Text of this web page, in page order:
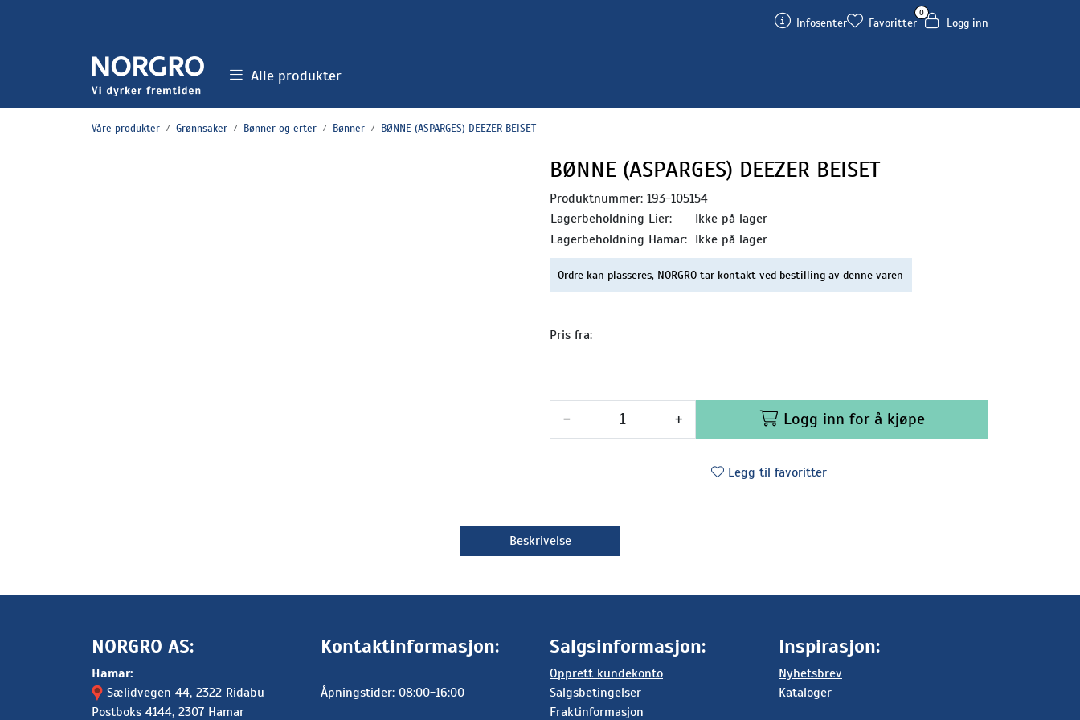
Infosenter
0
Favoritter Logg inn
Alle produkter
Våre produkter Grønnsaker Bønner og erter Bønner BØNNE (ASPARGES) DEEZER BEISET
BØNNE (ASPARGES) DEEZER BEISET
Produktnummer: 193-105154
Lagerbeholdning Lier:
Ikke på lager
Lagerbeholdning Hamar: Ikke på lager
Ordre kan plasseres, NORGRO tar kontakt ved bestilling av denne varen
Pris fra:
- + Logg inn for å kjøpe
Legg til favoritter
Beskrivelse
NORGRO AS:
Hamar:
Sælidvegen 44, 2322 Ridabu
Postboks 4144, 2307 Hamar
Kontaktinformasjon:
Åpningstider: 08:00-16:00
Salgsinformasjon:
Opprett kundekonto
Salgsbetingelser
Fraktinformasjon
Inspirasjon:
Nyhetsbrev
Kataloger